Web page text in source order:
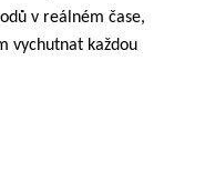
v reálném čase,
vychutnat každou